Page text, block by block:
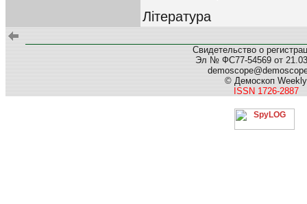
Література
Свидетельство о
Эл № ФС77-54569 от
© Демоскоп Weekly
ISSN 1726-2887